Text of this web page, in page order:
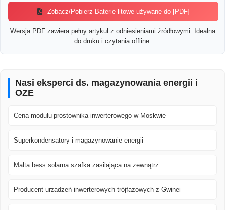
Zobacz/Pobierz Baterie litowe używane do [PDF]
Wersja PDF zawiera pełny artykuł z odniesieniami źródłowymi. Idealna
do druku i czytania offline.
Nasi eksperci ds. magazynowania energii i
OZE
Cena modułu prostownika inwerterowego w Moskwie
Superkondensatory i magazynowanie energii
Malta bess solarna szafka zasilająca na zewnątrz
Producent urządzeń inwerterowych trójfazowych z Gwinei